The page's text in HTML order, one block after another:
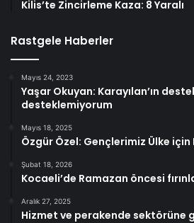
Kilis’te Zincirleme Kaza: 8 Yaralı
Rastgele Haberler
Mayıs 24, 2023
Yaşar Okuyan: Karayılan’ın
desteklemiyorum
Mayıs 18, 2025
Özgür Özel: Gençlerimiz Ülke için
Şubat 18, 2026
Kocaeli’de Ramazan öncesi
Aralık 27, 2025
Hizmet ve perakende sektörüne